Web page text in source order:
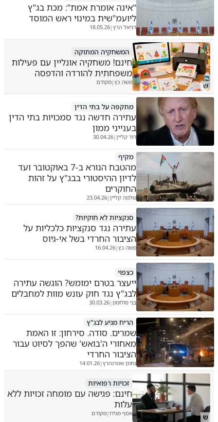
"אינה אומרת אמת": מכת בג"ץ
ליועמ"שית במינוי ראש המוסד
דניאל הרץ|
18.05.26
ש
המשחקיה המתוקה
חינם! משחקיה אונליין עם פעילות
משפחתית להורדה והדפסה
משה כץ|מקודם
מתקפה על בתי הדין
עתירה חדשה נגד סמכויות בתי הדין
בענייני ממון
דוד קליין|
30.04.26
מקיף
מהטבח הנורא ב-7 באוקטובר ועד
לדיון ההיסטורי בבג"ץ על זהות
החוקרים
שלמה קליין|
23.04.26
סנקציות לא חוקיות?
עתירה נגד סנקציות כלכליות על
הציבור החרדי בשל אי-גיוס
משה כץ|
16.04.26
כצפוי
ייעצר בטרם ימומש? הוגשה עתירה
לבג"ץ נגד חוק עונש מוות למחבלים
בני סולומון|
30.03.26
הריח מגיע לבג"ץ
שמרים. סודה. סירחון: זו האמת
מאחורי ה'בואש' שהפך לסיוט עבור
הציבור החרדי
נחמן שטרנהרץ|
14.01.26
ש
זכויות רפואיות
חינם: פגישה עם מומחה זכויות ללא
עלות
אסף מגידו|מקודם